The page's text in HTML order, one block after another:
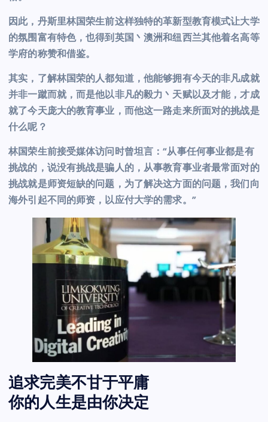
因此，丹斯里林国荣生前这样独特的革新型教育模式让大学
的氛围富有特色，也得到英国丶澳洲和纽西兰其他着名高等
学府的称赞和借鉴。
其实，了解林国荣的人都知道，他能够拥有今天的非凡成就
并非一蹴而就，而是他以非凡的毅力丶天赋以及才能，才成
就了今天庞大的教育事业，而他这一路走来所面对的挑战是
什么呢？
林国荣生前接受媒体访问时曾坦言：“从事任何事业都是有
挑战的，说没有挑战是骗人的，从事教育事业者最常面对的
挑战就是师资短缺的问题，为了解决这方面的问题，我们向
海外引起不同的师资，以应付大学的需求。”
追求完美不甘于平庸
你的人生是由你决定